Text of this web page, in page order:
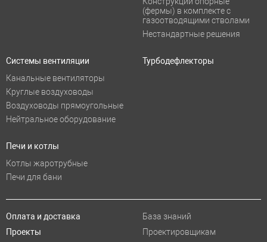
(фермы) в комплекте с
газоотводящими стволами
Нестандартные решения
Системы вентиляции
Канальные вентиляторы
Круглые воздуховоды
Воздуховоды прямоугольные
Нейтральное оборудование
Турбодефлекторы
Печи и котлы
Котлы жаротрубные
Печи для бани
Оплата и доставка
Проекты
База знаний
Проектировщикам